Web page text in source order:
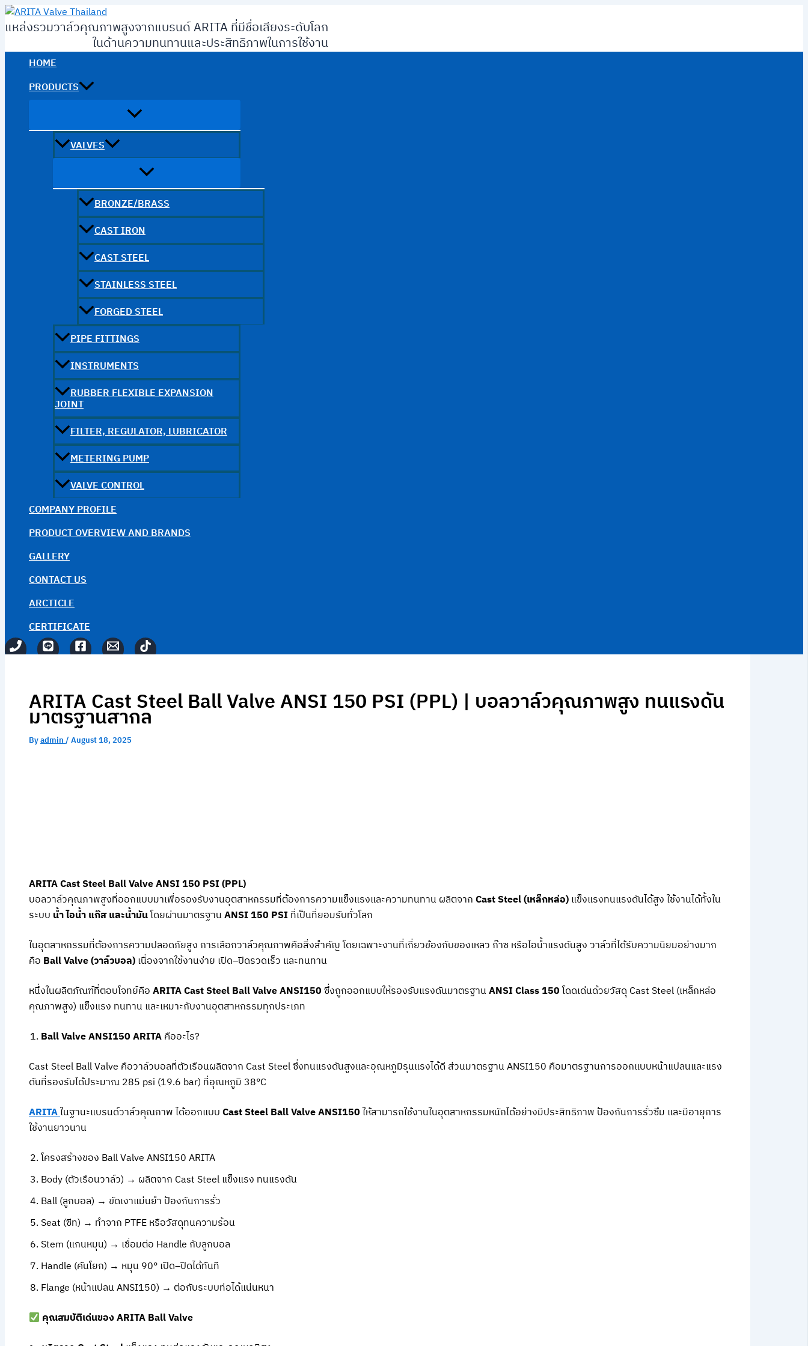
Skip
to
แหล่งรวมวาล์วคุณภาพสูงจากแบรนด์ ARITA ที่มีชื่อเสียงระดับโลก
ในด้านความทนทานและประสิทธิภาพในการใช้งาน
HOME
PRODUCTS
VALVES
BRONZE/BRASS
CAST IRON
CAST STEEL
STAINLESS STEEL
FORGED STEEL
PIPE FITTINGS
INSTRUMENTS
RUBBER FLEXIBLE EXPANSION
JOINT
FILTER, REGULATOR, LUBRICATOR
METERING PUMP
VALVE CONTROL
COMPANY PROFILE
PRODUCT OVERVIEW AND BRANDS
GALLERY
CONTACT US
ARCTICLE
CERTIFICATE
ARITA Cast Steel Ball Valve ANSI 150 PSI (PPL) | บอลวาล์วคุณภาพสูง ทนแรงดัน
มาตรฐานสากล
Byadmin/August 18, 2025
ARITA Cast Steel Ball Valve ANSI 150 PSI (PPL)
บอลวาล์วคุณภาพสูงที่ออกแบบมาเพื่อรองรับงานอุตสาหกรรมที่ต้องการความแข็งแรงและความทนทาน ผลิตจากCast Steel (เหล็กหล่อ)แข็งแรงทนแรงดันได้สูง ใช้งานได้ทั้งใน
ระบบ น้ำ ไอน้ำ แก๊ส และน้ำมันโดยผ่านมาตรฐานANSI 150 PSIที่เป็นที่ยอมรับทั่วโลก
ในอุตสาหกรรมที่ต้องการความปลอดภัยสูง การเลือกวาล์วคุณภาพคือสิ่งสำคัญ โดยเฉพาะงานที่เกี่ยวข้องกับของเหลว ก๊าซ หรือไอน้ำแรงดันสูง วาล์วที่ได้รับความนิยมอย่างมาก
คือ Ball Valve (วาล์วบอล)เนื่องจากใช้งานง่าย เปิด–ปิดรวดเร็ว และทนทาน
หนึ่งในผลิตภัณฑ์ที่ตอบโจทย์คือARITA Cast Steel Ball Valve ANSI150ซึ่งถูกออกแบบให้รองรับแรงดันมาตรฐานANSI Class 150โดดเด่นด้วยวัสดุ Cast Steel (เหล็กหล่อ
คุณภาพสูง) แข็งแรง ทนทาน และเหมาะกับงานอุตสาหกรรมทุกประเภท
Ball Valve ANSI150 ARITAคืออะไร?
Cast Steel Ball Valve คือวาล์วบอลที่ตัวเรือนผลิตจาก Cast Steel ซึ่งทนแรงดันสูงและอุณหภูมิรุนแรงได้ดี ส่วนมาตรฐาน ANSI150 คือมาตรฐานการออกแบบหน้าแปลนและแรง
ดันที่รองรับได้ประมาณ 285 psi (19.6 bar) ที่อุณหภูมิ 38°C
ARITAในฐานะแบรนด์วาล์วคุณภาพ ได้ออกแบบCast Steel Ball Valve ANSI150ให้สามารถใช้งานในอุตสาหกรรมหนักได้อย่างมีประสิทธิภาพ ป้องกันการรั่วซึม และมีอายุการ
ใช้งานยาวนาน
โครงสร้างของ Ball Valve ANSI150 ARITA
Body (ตัวเรือนวาล์ว) → ผลิตจาก Cast Steel แข็งแรง ทนแรงดัน
Ball (ลูกบอล) → ขัดเงาแม่นยำ ป้องกันการรั่ว
Seat (ซีท) → ทำจาก PTFE หรือวัสดุทนความร้อน
Stem (แกนหมุน) → เชื่อมต่อ Handle กับลูกบอล
Handle (คันโยก) → หมุน 90° เปิด–ปิดได้ทันที
Flange (หน้าแปลน ANSI150) → ต่อกับระบบท่อได้แน่นหนา
คุณสมบัติเด่นของ ARITA Ball Valve